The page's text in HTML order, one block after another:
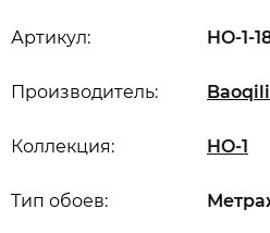
Артикул: HO-1-
Производитель: Baoqili
Коллекция: HO-1
Тип обоев: